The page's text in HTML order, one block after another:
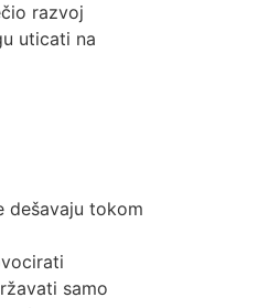
razvoj
uticati na
dešavaju tokom
samo